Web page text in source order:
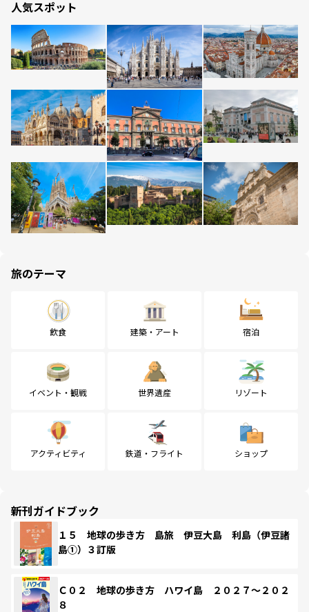
人気スポット
旅のテーマ
飲食 建築・アート 宿泊
イベント・観戦 世界遺産 リゾート
アクティビティ 鉄道・フライト ショップ
新刊ガイドブック
１５ 地球の歩き方 島旅 伊豆大島 利島（伊豆諸
島①）３訂版
Ｃ０２ 地球の歩き方 ハワイ島 ２０２７～２０２
８